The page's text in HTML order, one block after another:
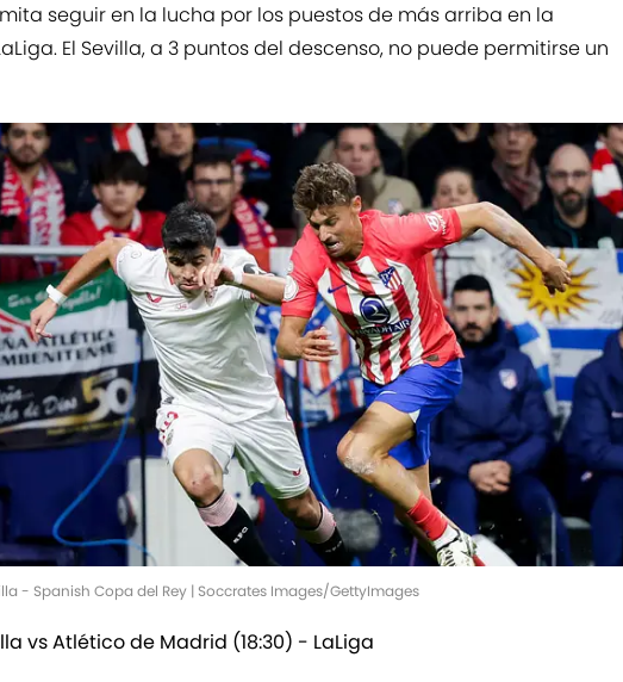
seguir en la lucha por los puestos de más arriba en la
El Sevilla, a 3 puntos del descenso, no puede permitirse un
- Spanish Copa del Rey | Soccrates Images/GettyImages
vs Atlético de Madrid (18:30) - LaLiga